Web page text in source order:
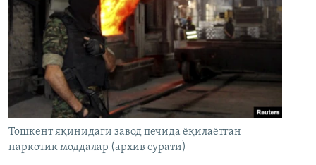
Тошкент яқинидаги завод печида ёқилаётган
наркотик моддалар (архив сурати)